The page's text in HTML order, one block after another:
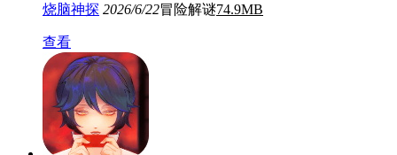
烧脑神探 2026/6/22冒险解谜74.9MB
查看